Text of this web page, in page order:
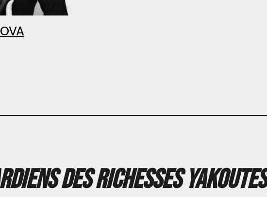
des richesses Yakoutes